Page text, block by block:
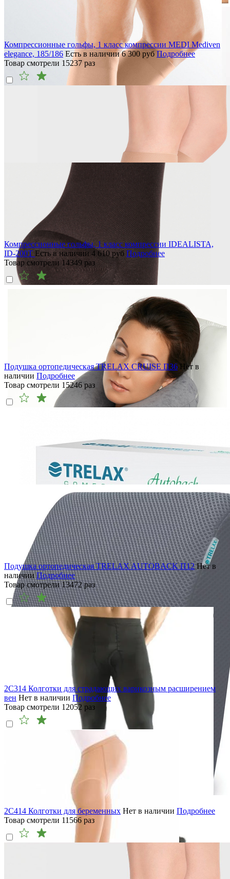
Компрессионные гольфы, 1 класс компрессии MEDI Mediven
elegance, 185/186 Есть в наличии 6 300 руб Подробнее
Товар смотрели 15237 раз
Компрессионные гольфы, 1 класс компрессии IDEALISTA,
ID-200TЕсть в наличии 4 610руб Подробнее
Товар смотрели14349 раз
Подушка ортопедическая TRELAX CRUISE П36 Нет в
наличии Подробнее
Товар смотрели 15246 раз
Подушка ортопедическая TRELAX AUTOBACK П12 Нет в
наличии Подробнее
Товар смотрели13472раз
2C314 Колготки для страдающих варикозным расширением
вен Нет в наличии Подробнее
Товар смотрели 12052 раз
2C414 Колготки для беременных Нет в наличии Подробнее
Товар смотрели 11566 раз